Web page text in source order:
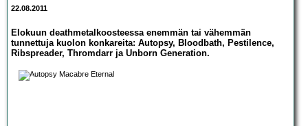
22.08.2011
Elokuun deathmetalkoosteessa enemmän tai vähemmän
tunnettuja kuolon konkareita: Autopsy, Bloodbath, Pestilence,
Ribspreader, Thromdarr ja Unborn Generation.